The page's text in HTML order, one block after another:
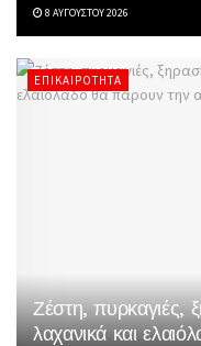
8 ΑΥΓΟΎΣΤΟΥ 2026
ΕΠΙΚΑΙΡΌΤΗΤΑ
Ζέστη, πυρκαγιές,
λαχανικά και